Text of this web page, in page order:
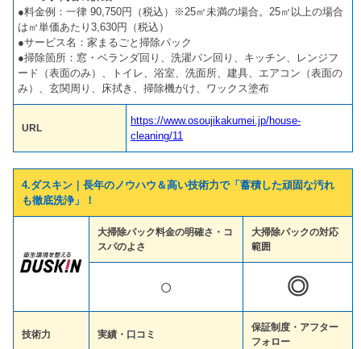
●料金例：一律 90,750円（税込）※25㎡未満の場合。25㎡以上の場合
は㎡単価あたり3,630円（税込）
●サービス名：家まるごと掃除パック
●掃除箇所：窓・ベランダ回り、洗濯パン回り、キッチン、レンジフ
ード（表面のみ）、トイレ、浴室、洗面所、建具、エアコン（表面の
み）、玄関周り、床拭き、掃除機がけ、ワックス塗布
URL
https://www.osoujikakumei.jp/house-
cleaning/11
4.ダスキン｜長年のノウハウ＆高い技術力で「蓄積した頑固な汚れ
も徹底洗浄」！
大掃除パック料金の明確さ・コ
スパのよさ
大掃除パックの対応
範囲
○ ◎
技術力 実績・口コミ
保証制度・アフター
フォロー